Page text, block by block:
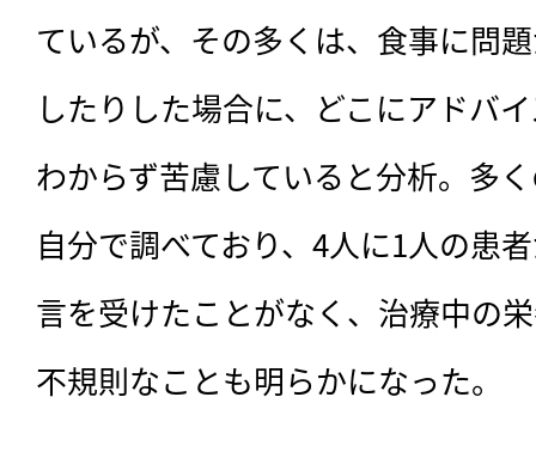
ているが、その多くは、食事に問
したりした場合に、どこにアドバ
わからず苦慮していると分析。多
自分で調べており、4人に1人の患
言を受けたことがなく、治療中の
不規則なことも明らかになった。